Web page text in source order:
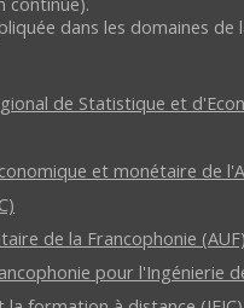
dans les domaines de
de Statistique et
et monétaire de
de la Francophonie (AUF)
pour l'Ingénierie